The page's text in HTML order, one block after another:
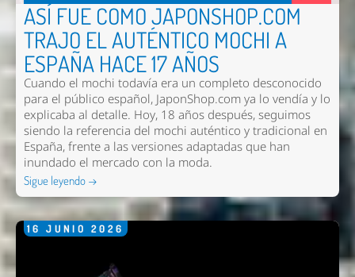
ASÍ FUE COMO JAPONSHOP.COM
TRAJO EL AUTÉNTICO MOCHI A
ESPAÑA HACE 17 AÑOS
Cuando el mochi todavía era un completo desconocido
para el público español, JaponShop.com ya lo vendía y lo
explicaba al detalle. Hoy, 18 años después, seguimos
siendo la referencia del mochi auténtico y tradicional en
España, frente a las versiones adaptadas que han
inundado el mercado con la moda.
Sigue leyendo →
16 JUNIO 2026